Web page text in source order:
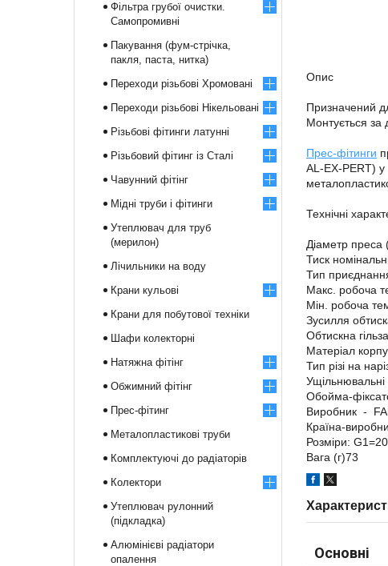
Опис
Призначений
Монтується за
Прес-фітинги
AL-EX-PERT) у
Технічні
Діаметр
Тиск
Тип
Макс. робоча
Мін. робоча
Зусилля
Обтискна
Матеріал
Тип різі на
Обойма-
Виробник -
Країна-
Розміри:
Вага (г)73
Основні
Фільтра грубої очистки.
Самопромивні
Пакування (фум-стрічка,
пакля, паста, нитка)
Переходи різьбові Хромовані
Переходи різьбові Нікельовані
Різьбові фітинги латунні
Різьбовий фітинг із Сталі
Чавунний фітінг
Мідні труби і фітинги
Утеплювач для труб
(мерилон)
Лічильники на воду
Крани кульові
Крани для побутової техніки
Шафи колекторні
Натяжна фітінг
Обжимний фітінг
Прес-фітинг
Металопластикові труби
Комплектуючі до радіаторів
Колектори
Утеплювач рулонний
(підкладка)
Алюмінієві радіатори
опалення